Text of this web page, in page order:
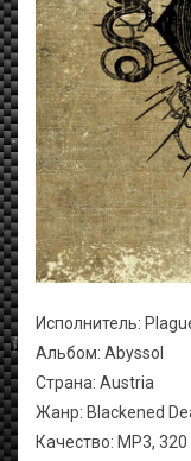
Исполнитель:
Альбом: Abyssol
Страна: Austria
Жанр: Blackened
Качество: MP3, 320